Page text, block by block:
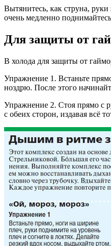
Вытянитесь, как струна, руки
очень медленно
Для защиты от
В холода для защиты от
Упражнение 1. Встаньте
ноздрю. После этого
Упражнение 2. Стоя прямо с
с обеих сторон, издавая всё